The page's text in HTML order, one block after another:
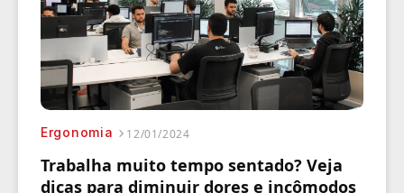
Ergonomia 12/01/2024
Trabalha muito tempo sentado? Veja
dicas para diminuir dores e incômodos